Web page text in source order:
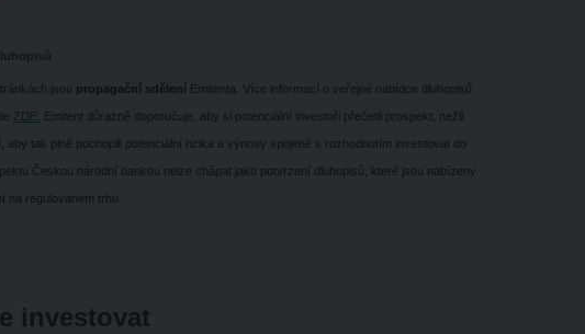
jsou propagační sdělení Emitenta. Více informací o veřejné nabídce dluhopisů
ZDE. Emitent důrazně doporučuje, aby si potenciální investoři přečetli prospekt, nežli
aby tak plně pochopili potenciální rizika a výnosy spojené s rozhodnutím investovat do
Českou národní bankou nelze chápat jako potvrzení dluhopisů, které jsou nabízeny
na regulovaném trhu.
investovat